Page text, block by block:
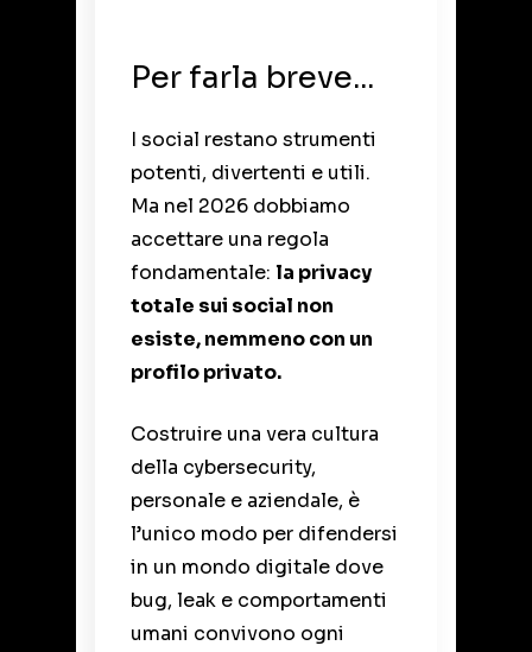
Per farla breve...
I social restano strumenti
potenti, divertenti e utili.
Ma nel 2026 dobbiamo
accettare una regola
fondamentale: la privacy
totale sui social non
esiste, nemmeno con un
profilo privato.
Costruire una vera cultura
della cybersecurity,
personale e aziendale, è
l’unico modo per difendersi
in un mondo digitale dove
bug, leak e comportamenti
umani convivono ogni